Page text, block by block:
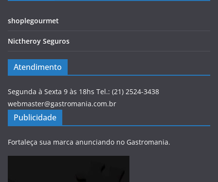
shoplegourmet
Nictheroy Seguros
Atendimento
Segunda à Sexta 9 às 18hs Tel.: (21) 2524-3438
webmaster@gastromania.com.br
Publicidade
Fortaleça sua marca anunciando no Gastromania.